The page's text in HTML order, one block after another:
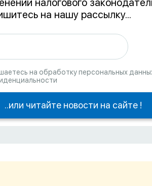
на нашу рассылку...
на обработку персональных